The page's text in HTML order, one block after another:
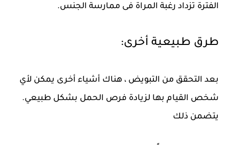
الفترة تزداد رغبة المراة فى ممارسة الجنس.
طرق طبيعية أخرى:
بعد التحقق من التبويض ، هناك أشياء أخرى يمكن لأي
شخص القيام بها لزيادة فرص الحمل بشكل طبيعي.
يتضمن ذلك